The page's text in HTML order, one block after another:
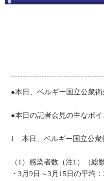
●本日、ベルギー国立公衆
●本日の記者会見の主なポ
1 本日、ベルギー国立公衆
（1）感染者数（注1）（総
・3月9日～3月15日の平均